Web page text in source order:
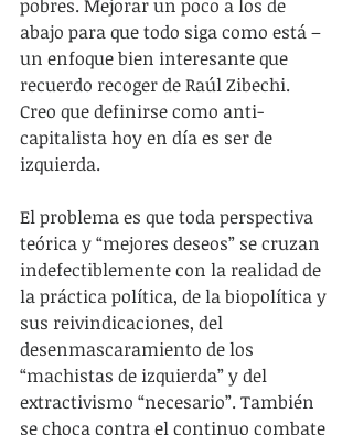
pobres. Mejorar un poco a los de
abajo para que todo siga como está –
un enfoque bien interesante que
recuerdo recoger de Raúl Zibechi.
Creo que definirse como anti-
capitalista hoy en día es ser de
izquierda.
El problema es que toda perspectiva
teórica y “mejores deseos” se cruzan
indefectiblemente con la realidad de
la práctica política, de la biopolítica y
sus reivindicaciones, del
desenmascaramiento de los
“machistas de izquierda” y del
extractivismo “necesario”. También
se choca contra el continuo combate